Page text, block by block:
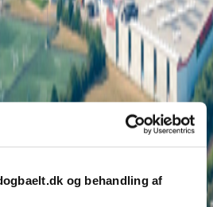
og behandling af